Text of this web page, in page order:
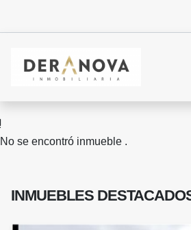
No se encontró inmueble .
INMUEBLES